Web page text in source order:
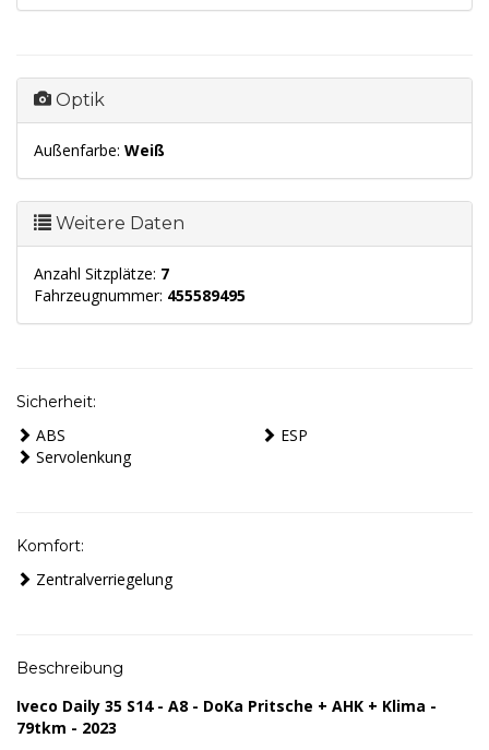
Optik
Außenfarbe: Weiß
Weitere Daten
Anzahl Sitzplätze: 7
Fahrzeugnummer: 455589495
Sicherheit:
ABS
ESP
Servolenkung
Komfort:
Zentralverriegelung
Beschreibung
Iveco Daily 35 S14 - A8 - DoKa Pritsche + AHK + Klima -
79tkm - 2023